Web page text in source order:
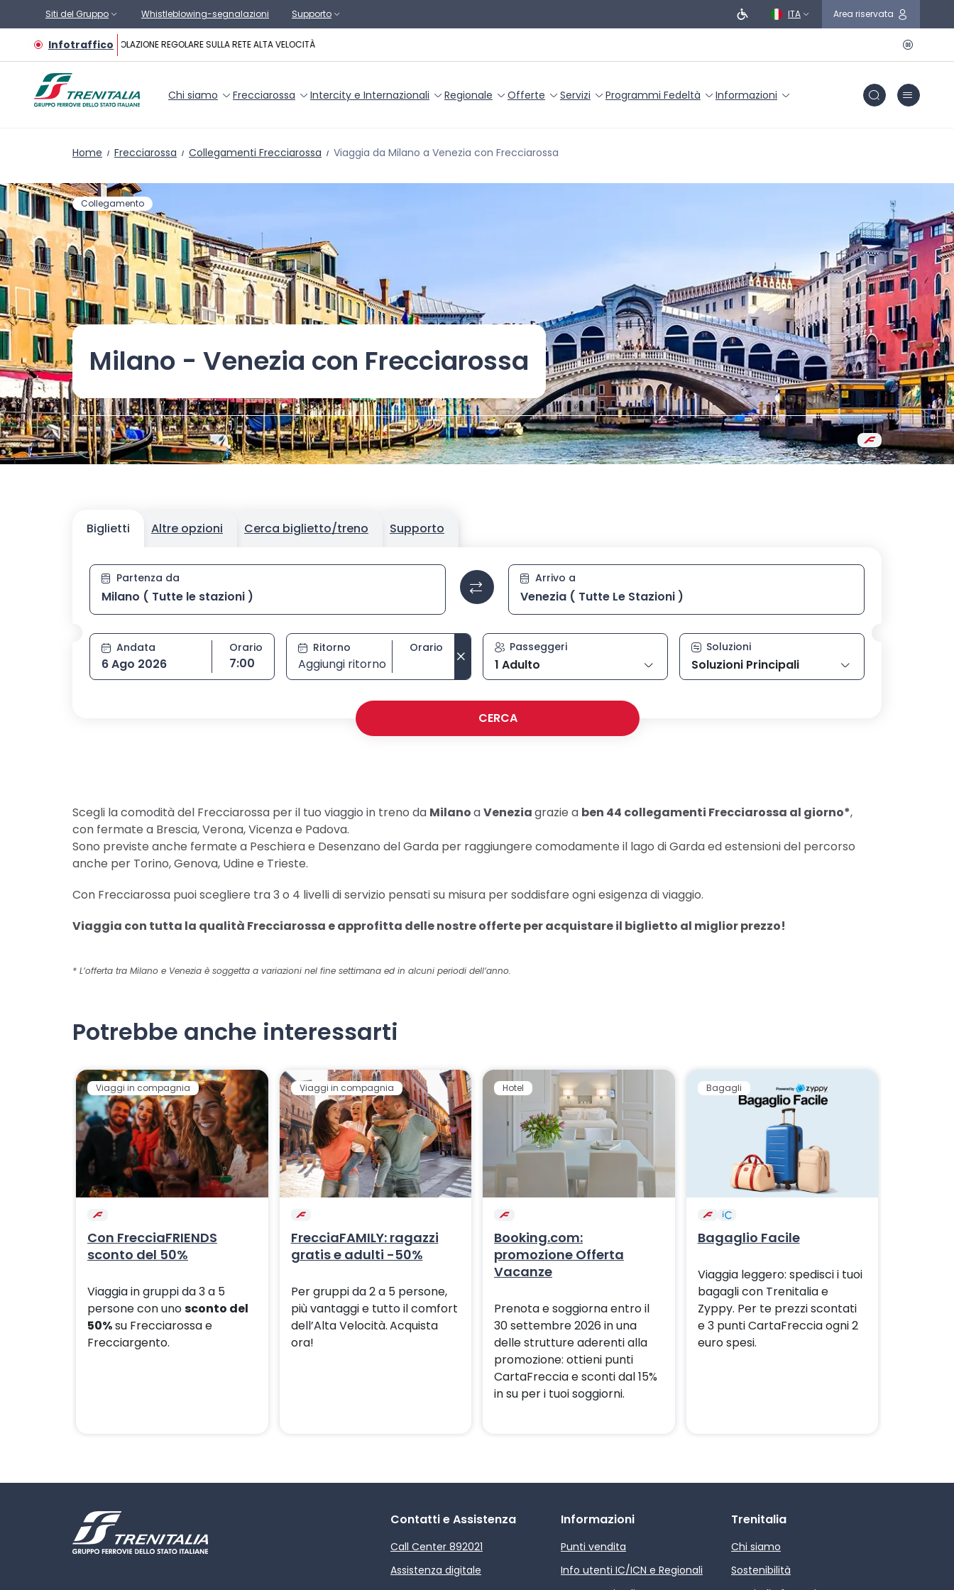
Vai al contenuto principale
Siti del Gruppo Whistleblowing-segnalazioni Supporto ITA Area riservata
InfotrafficoCIRCOLAZIONE REGOLARE SULLA RETE ALTA VELOCITÀ
Chi siamo Frecciarossa Intercity e Internazionali Regionale Offerte Servizi Programmi Fedeltà Informazioni
Home Frecciarossa Collegamenti Frecciarossa Viaggia da Milano a Venezia con Frecciarossa
Collegamento
Milano - Venezia con Frecciarossa
Biglietti Altre opzioni Cerca biglietto/treno Supporto
Partenza da Stazione di partenza, digita la stazione poi selezionala dall’elenco con i tasti frecce e conferma con invio
Arrivo a
Andata
6 Ago 2026
Orario
Seleziona orario
7:00
Ritorno
Aggiungi ritorno
Orario
Seleziona orario di ritorno
Passeggeri
1 Adulto
Soluzioni
Soluzioni Principali
CERCA
Scegli la comodità del Frecciarossa per il tuo viaggio in treno da MilanoaVeneziagrazie a ben 44 collegamenti Frecciarossa al giorno*,
con fermate a Brescia, Verona, Vicenza e Padova.
Sono previste anche fermate a Peschiera e Desenzano del Garda per raggiungere comodamente il lago di Garda ed estensioni del percorso
anche per Torino, Genova, Udine e Trieste.
Con Frecciarossa puoi scegliere tra 3 o 4 livelli di servizio pensati su misura per soddisfare ogni esigenza di viaggio.
Viaggia con tutta la qualità Frecciarossa e approfitta delle nostre offerte per acquistare il biglietto al miglior prezzo!
* L’offerta tra Milano e Venezia è soggetta a variazioni nel fine settimana ed in alcuni periodi dell’anno.
Potrebbe anche interessarti
Viaggi in compagnia
Con FrecciaFRIENDS
sconto del 50%
Viaggia in gruppi da 3 a 5
persone con unosconto del
50%su Frecciarossa e
Frecciargento.
Viaggi in compagnia
FrecciaFAMILY: ragazzi
gratis e adulti -50%
Per gruppi da 2 a 5 persone,
più vantaggi e tutto il comfort
dell’Alta Velocità.Acquista
ora!
Hotel
Booking.com:
promozione Offerta
Vacanze
Prenota e soggiorna entro il
30 settembre 2026 in una
delle strutture aderenti alla
promozione: ottieni punti
CartaFreccia e sconti dal 15%
in su per i tuoi soggiorni.
Bagagli
Bagaglio Facile
Viaggia leggero: spedisci i tuoi
bagagli con Trenitalia e
Zyppy. Per te prezzi scontati
e 3 punti CartaFreccia ogni 2
euro spesi.
Contatti e Assistenza
Call Center 892021
Assistenza digitale
Informazioni
Punti vendita
Info utenti IC/ICN e Regionali
Trenitalia
Chi siamo
Sostenibilità